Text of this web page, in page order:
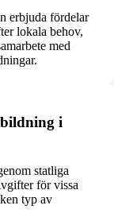
erbjuda fördelar
lokala behov,
med
i
statliga
för vissa
typ av